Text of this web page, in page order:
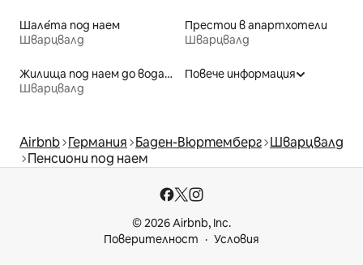
Шале́та под наем
Шварцвалд
Престои в апартхотели
Шварцвалд
Жилища под наем до водата
Шварцвалд
Повече информация
Airbnb Германия Баден-Вюртемберг Шварцвалд
Пенсиони под наем
© 2026 Airbnb, Inc.
Поверителност
Условия